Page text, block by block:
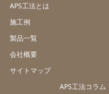
APS工法とは
施工例
製品一覧
会社概要
サイトマップ
APS工法コラム